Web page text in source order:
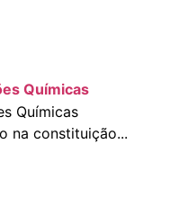
Químicas
Químicas
na constituição...